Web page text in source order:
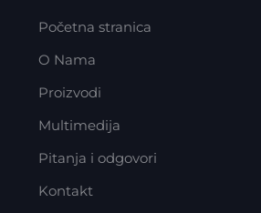
Početna stranica
O Nama
Proizvodi
Multimedija
Pitanja i odgovori
Kontakt